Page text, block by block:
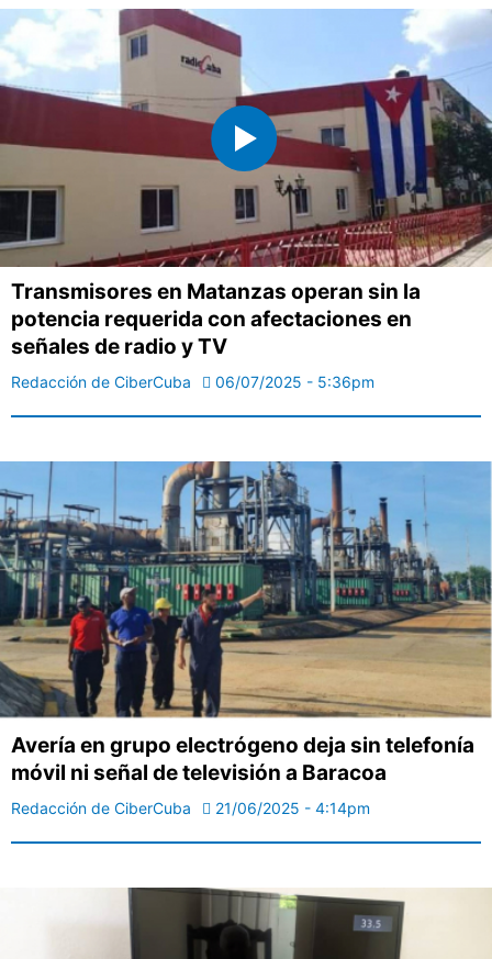
Transmisores en Matanzas operan sin la
potencia requerida con afectaciones en
señales de radio y TV
Redacción de CiberCuba 06/07/2025 - 5:36pm
Avería en grupo electrógeno deja sin telefonía
móvil ni señal de televisión a Baracoa
Redacción de CiberCuba 21/06/2025 - 4:14pm